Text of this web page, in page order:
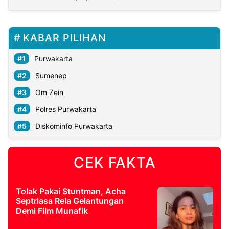
KABAR PILIHAN
Purwakarta
Sumenep
Om Zein
Polres Purwakarta
Diskominfo Purwakarta
CEK FAKTA
Tolak Pakai Stuntman, Acha
Septriasa Rela Gelantungan
Demi Film Munafik